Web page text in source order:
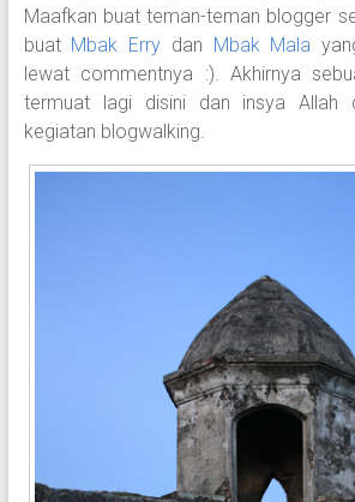
Maafkan buat teman-teman blogger
buat Mbak Erry dan Mbak Mala
lewat commentnya :). Akhirnya
termuat lagi disini dan insya Allah
kegiatan blogwalking.